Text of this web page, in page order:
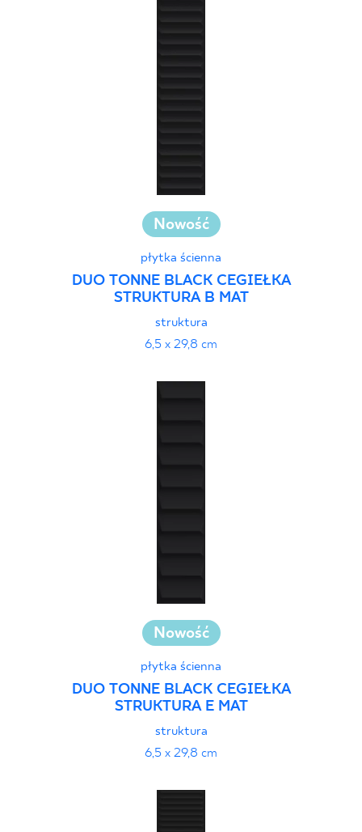
Nowość
płytka ścienna
DUO TONNE BLACK CEGIEŁKA
STRUKTURA B MAT
struktura
6,5 x 29,8 cm
Nowość
płytka ścienna
DUO TONNE BLACK CEGIEŁKA
STRUKTURA E MAT
struktura
6,5 x 29,8 cm